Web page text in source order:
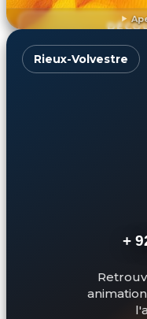
Rieux-Volvestre
+